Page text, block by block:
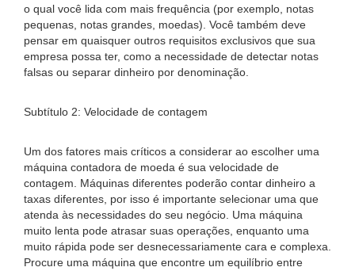
o qual você lida com mais frequência (por exemplo, notas
pequenas, notas grandes, moedas). Você também deve
pensar em quaisquer outros requisitos exclusivos que sua
empresa possa ter, como a necessidade de detectar notas
falsas ou separar dinheiro por denominação.
Subtítulo 2: Velocidade de contagem
Um dos fatores mais críticos a considerar ao escolher uma
máquina contadora de moeda é sua velocidade de
contagem. Máquinas diferentes poderão contar dinheiro a
taxas diferentes, por isso é importante selecionar uma que
atenda às necessidades do seu negócio. Uma máquina
muito lenta pode atrasar suas operações, enquanto uma
muito rápida pode ser desnecessariamente cara e complexa.
Procure uma máquina que encontre um equilíbrio entre